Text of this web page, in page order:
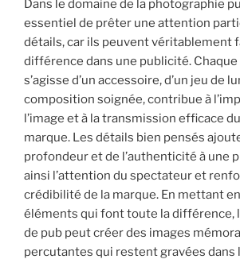
Dans le domaine de la photographie
essentiel de prêter une attention
détails, car ils peuvent véritablement
différence dans une publicité. Chaque
s’agisse d’un accessoire, d’un jeu de
composition soignée, contribue à
l’image et à la transmission efficace
marque. Les détails bien pensés
profondeur et de l’authenticité à une
ainsi l’attention du spectateur et
crédibilité de la marque. En mettant
éléments qui font toute la différence,
de pub peut créer des images
percutantes qui restent gravées dans